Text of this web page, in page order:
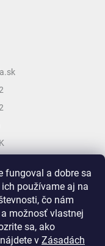
fungoval a dobre sa
používame aj na
čo nám
možnosť vlastnej
sa, ako
v Zásadách